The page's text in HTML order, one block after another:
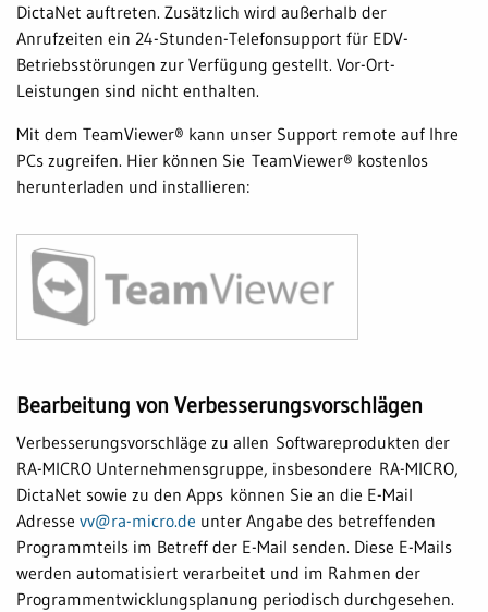
DictaNet auftreten. Zusätzlich wird außerhalb der
Anrufzeiten ein 24-Stunden-Telefonsupport für EDV-
Betriebsstörungen zur Verfügung gestellt. Vor-Ort-
Leistungen sind nicht enthalten.
Mit dem TeamViewer® kann unser Support remote auf Ihre
PCs zugreifen. Hier können Sie TeamViewer® kostenlos
herunterladen und installieren:
Bearbeitung von Verbesserungsvorschlägen
Verbesserungsvorschläge zu allen Softwareprodukten der
RA-MICRO Unternehmensgruppe, insbesondere RA-MICRO,
DictaNet sowie zu den Apps können Sie an die E-Mail
Adresse vv@ra-micro.de unter Angabe des betreffenden
Programmteils im Betreff der E-Mail senden. Diese E-Mails
werden automatisiert verarbeitet und im Rahmen der
Programmentwicklungsplanung periodisch durchgesehen.